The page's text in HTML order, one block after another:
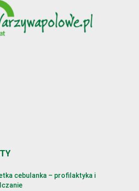
cebulanka – profilaktyka i